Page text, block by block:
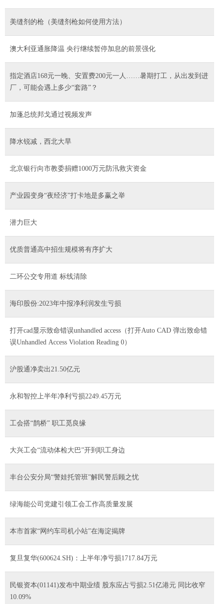
美缝剂的枪（美缝剂枪如何使用方法）
澳大利亚通胀降温 央行继续暂停加息的前景强化
指定酒店168元一晚、安置费200元一人……暑期打工，从出发到进
厂，可能会遇上多少“套路”？
加蓬总统邦戈通过视频发声
降水锐减，西北大旱
北京银行向市教委捐赠1000万元防汛救灾资金
产业园变身“夜经济”打卡地是多赢之举
潜力巨大
优质普通高中招生规模将有序扩大
二环公交专用道 标线清除
海印股份:2023年中报净利润发生亏损
打开cad显示致命错误unhandled access（打开Auto CAD 弹出致命错
误Unhandled Access Violation Reading 0）
沪股通净卖出21.50亿元
永和智控上半年净利亏损2249.45万元
工会搭“鹊桥” 职工觅良缘
大兴工会“流动体检大巴”开到职工身边
丰台公安分局“警娃托管班”解民警后顾之忧
绿海能公司党建引领工会工作高质量发展
本市首家“网约车司机小站”在海淀揭牌
复旦复华(600624.SH)：上半年净亏损1717.84万元
民银资本(01141)发布中期业绩 股东应占亏损2.51亿港元 同比收窄
10.09%